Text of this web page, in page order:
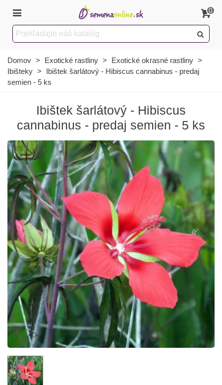
0
Domov > Exotické rastliny > Exotické okrasné rastliny >
Ibišteky >
Ibištek šarlátový - Hibiscus cannabinus - predaj
semien - 5 ks
Ibištek šarlátový - Hibiscus
cannabinus - predaj semien - 5 ks